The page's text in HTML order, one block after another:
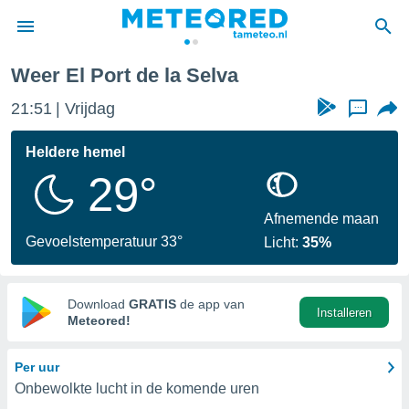
door
verstrekte
hoge
hebt de
voor
op basis
Weer El Port de la Selva
21:51 Vrijdag ...
Heldere hemel
29°
Gevoelstemperatuur 33°
Afnemende maan
Licht:35%
Download GRATIS de app van
Meteored!
Installeren
Per uur
Onbewolkte lucht in de komende uren